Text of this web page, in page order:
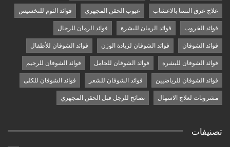
علاج عرق النسا بالاعشاب عيوب الحقن المجهري فوائد الثوم للتخسيس
فوائد الخروب فوائد الرمان للبشرة فوائد الرمان للرجال
فوائد الشوفان فوائد الشوفان لزيادة الوزن فوائد الشوفان للأطفال
فوائد الشوفان للبشرة فوائد الشوفان للحامل فوائد الشوفان للرجيم
فوائد الشوفان للرياضيين فوائد الشوفان للشعر فوائد الشوفان للكلى
مشروبات لعلاج الاسهال نصائح للرجل قبل الحقن المجهري
تصنيفات